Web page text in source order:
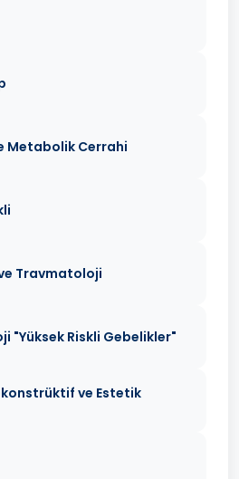
Metabolik Cerrahi
Travmatoloji
"Yüksek Riskli Gebelikler"
ve Estetik